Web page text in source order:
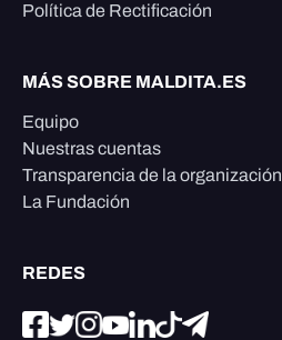
Política de Rectificación
MÁS SOBRE MALDITA.ES
Equipo
Nuestras cuentas
Transparencia de la organización
La Fundación
REDES